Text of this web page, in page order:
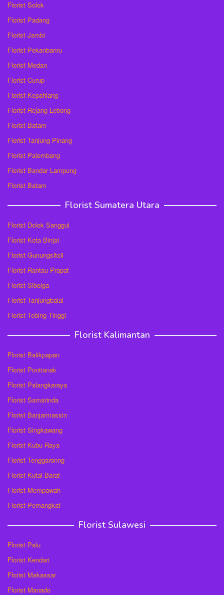
Florist Solok
Florist Padang
Florist Jambi
Florist Pekanbanru
Florist Medan
Florist Curup
Florist Kepahiang
Florist Rejang Lebong
Florist Batam
Florist Tanjung Pinang
Florist Palembang
Florist Bandar Lampung
Florist Batam
Florist Sumatera Utara
Florist Dolok Sanggul
Florist Kota Binjai
Florist Gunungsitoli
Florist Rantau Prapat
Florist Sibolga
Florist Tanjungbalai
Florist Tebing Tinggi
Florist Kalimantan
Florist Balikpapan
Florist Pontianak
Florist Palangkaraya
Florist Samarinda
Florist Banjarmassin
Florist Singkawang
Florist Kubu Raya
Florist Tenggaronng
Florist Kutai Barat
Florist Mempawah
Florist Pemangkat
Florist Sulawesi
Florist Palu
Florist Kendari
Florist Makassar
Florist Manado